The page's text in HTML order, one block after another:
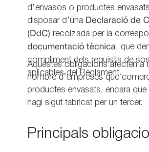
d’envasos o productes
disposar d’una Declaració de
(DdC) recolzada per la
documentació tècnica, que
compliment dels requisits de
aplicables del Reglament.
Aquestes obligacions afecten a
nombre d’empreses que
productes envasats, encara que
hagi sigut fabricat per un tercer.
Principals